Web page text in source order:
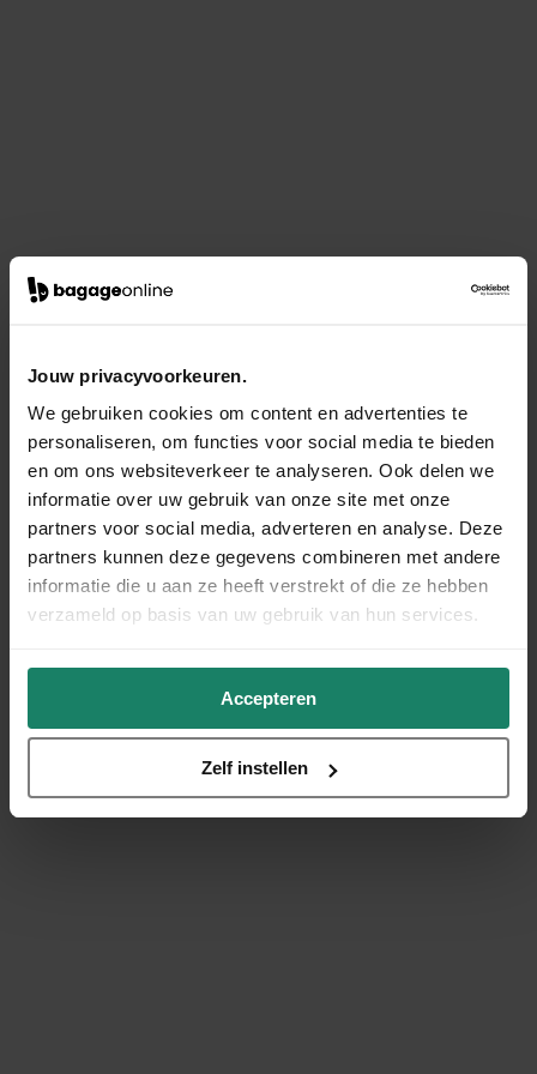
Jouw privacyvoorkeuren.
We gebruiken cookies om content en advertenties te
personaliseren, om functies voor social media te bieden
en om ons websiteverkeer te analyseren. Ook delen we
informatie over uw gebruik van onze site met onze
partners voor social media, adverteren en analyse. Deze
partners kunnen deze gegevens combineren met andere
informatie die u aan ze heeft verstrekt of die ze hebben
verzameld op basis van uw gebruik van hun services.
Accepteren
Zelf instellen